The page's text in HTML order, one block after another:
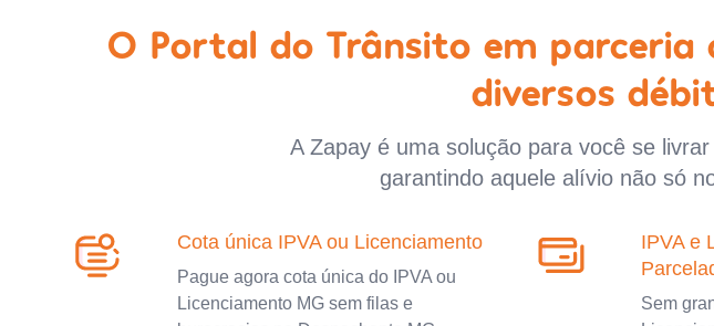
O Portal do Trânsito em
diversos
A Zapay é uma solução para você se
garantindo aquele alívio não só
Cota única IPVA ou Licenciamento
Pague agora cota única do IPVA ou
Licenciamento MG sem filas e
IPVA e
Sem